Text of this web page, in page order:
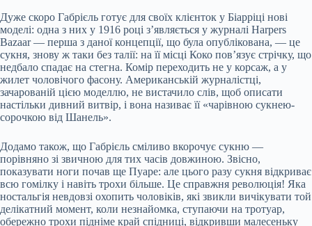
Дуже скоро Габрієль готує для своїх клієнток у Біарріці нові
моделі: одна з них у 1916 році з’являється у журналі Harpers
Bazaar — перша з даної концепції, що була опублікована, — це
сукня, знову ж таки без талії: на її місці Коко пов’язує стрічку, що
недбало спадає на стегна. Комір переходить не у корсаж, а у
жилет чоловічого фасону. Американській журналістці,
зачарованій цією моделлю, не вистачило слів, щоб описати
настільки дивний витвір, і вона називає її «чарівною сукнею-
сорочкою від Шанель».
Додамо також, що Габрієль сміливо вкорочує сукню —
порівняно зі звичною для тих часів довжиною. Звісно,
показувати ноги почав ще Пуаре: але цього разу сукня відкриває
всю гомілку і навіть трохи більше. Це справжня революція! Яка
ностальгія невдовзі охопить чоловіків, які звикли вичікувати той
делікатний момент, коли незнайомка, ступаючи на тротуар,
обережно трохи підніме край спідниці, відкривши малесеньку